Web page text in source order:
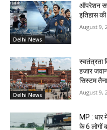
Delhi News
ऑपरेशन
इतिहास
August 9,
Delhi News
स्वतंत्रता
हजार
सिस्टम
August 9,
MP : धार
के 6 लोगों